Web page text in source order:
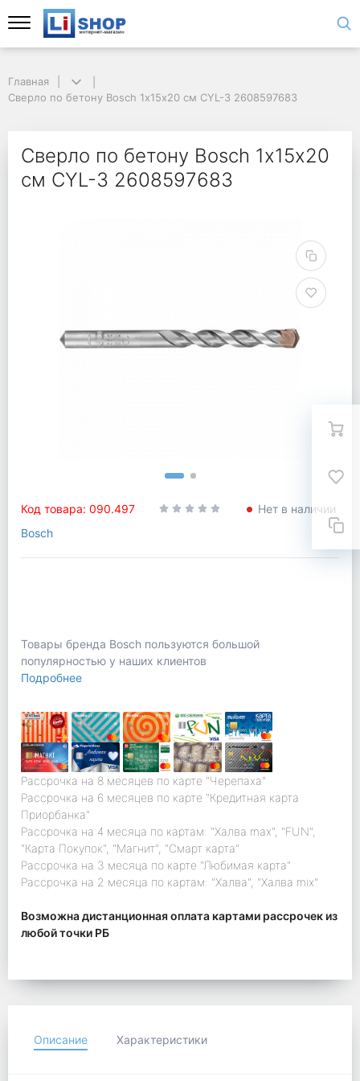
Главная
Сверло по бетону Bosch 1х15х20 см CYL-3 2608597683
Сверло по бетону Bosch 1х15х20
см CYL-3 2608597683
Код товара: 090.497
Нет в наличии
Bosch
Товары бренда Bosch пользуются большой
популярностью у наших клиентов
Подробнее
Рассрочка на 8 месяцев по карте "Черепаха"
Рассрочка на 6 месяцев по карте "Кредитная карта
Приорбанка"
Рассрочка на 4 месяца по картам: "Халва max", "FUN",
"Карта Покупок", "Магнит", "Смарт карта"
Рассрочка на 3 месяца по карте "Любимая карта"
Рассрочка на 2 месяца по картам: "Халва", "Халва mix"
Возможна дистанционная оплата картами рассрочек из
любой точки РБ
Описание Характеристики